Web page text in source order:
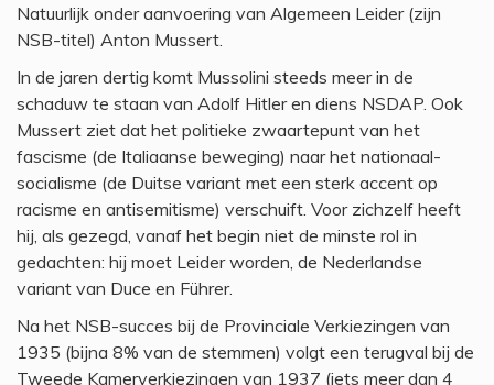
Natuurlijk onder aanvoering van Algemeen Leider (zijn
NSB-titel) Anton Mussert.
In de jaren dertig komt Mussolini steeds meer in de
schaduw te staan van Adolf Hitler en diens NSDAP. Ook
Mussert ziet dat het politieke zwaartepunt van het
fascisme (de Italiaanse beweging) naar het nationaal-
socialisme (de Duitse variant met een sterk accent op
racisme en antisemitisme) verschuift. Voor zichzelf heeft
hij, als gezegd, vanaf het begin niet de minste rol in
gedachten: hij moet Leider worden, de Nederlandse
variant van Duce en Führer.
Na het NSB-succes bij de Provinciale Verkiezingen van
1935 (bijna 8% van de stemmen) volgt een terugval bij de
Tweede Kamerverkiezingen van 1937 (iets meer dan 4